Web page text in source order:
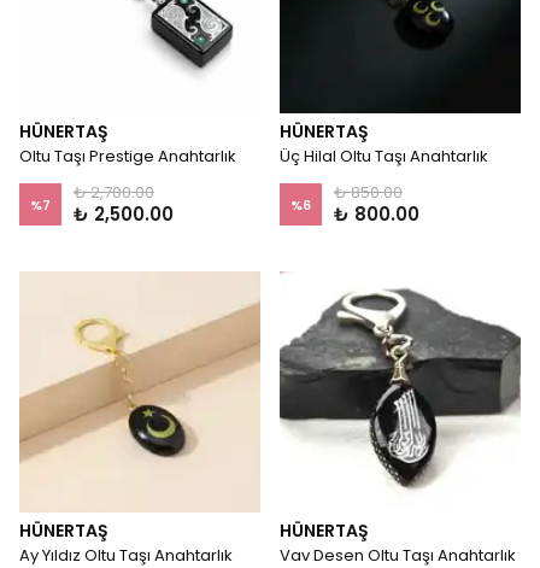
HÜNERTAŞ
Oltu Taşı Prestige Anahtarlık
%7
₺ 2,700.00
₺ 2,500.00
HÜNERTAŞ
Üç Hilal Oltu Taşı Anahtarlık
%6
₺ 850.00
₺ 800.00
HÜNERTAŞ
Ay Yıldız Oltu Taşı Anahtarlık
HÜNERTAŞ
Vav Desen Oltu Taşı Anahtarlık